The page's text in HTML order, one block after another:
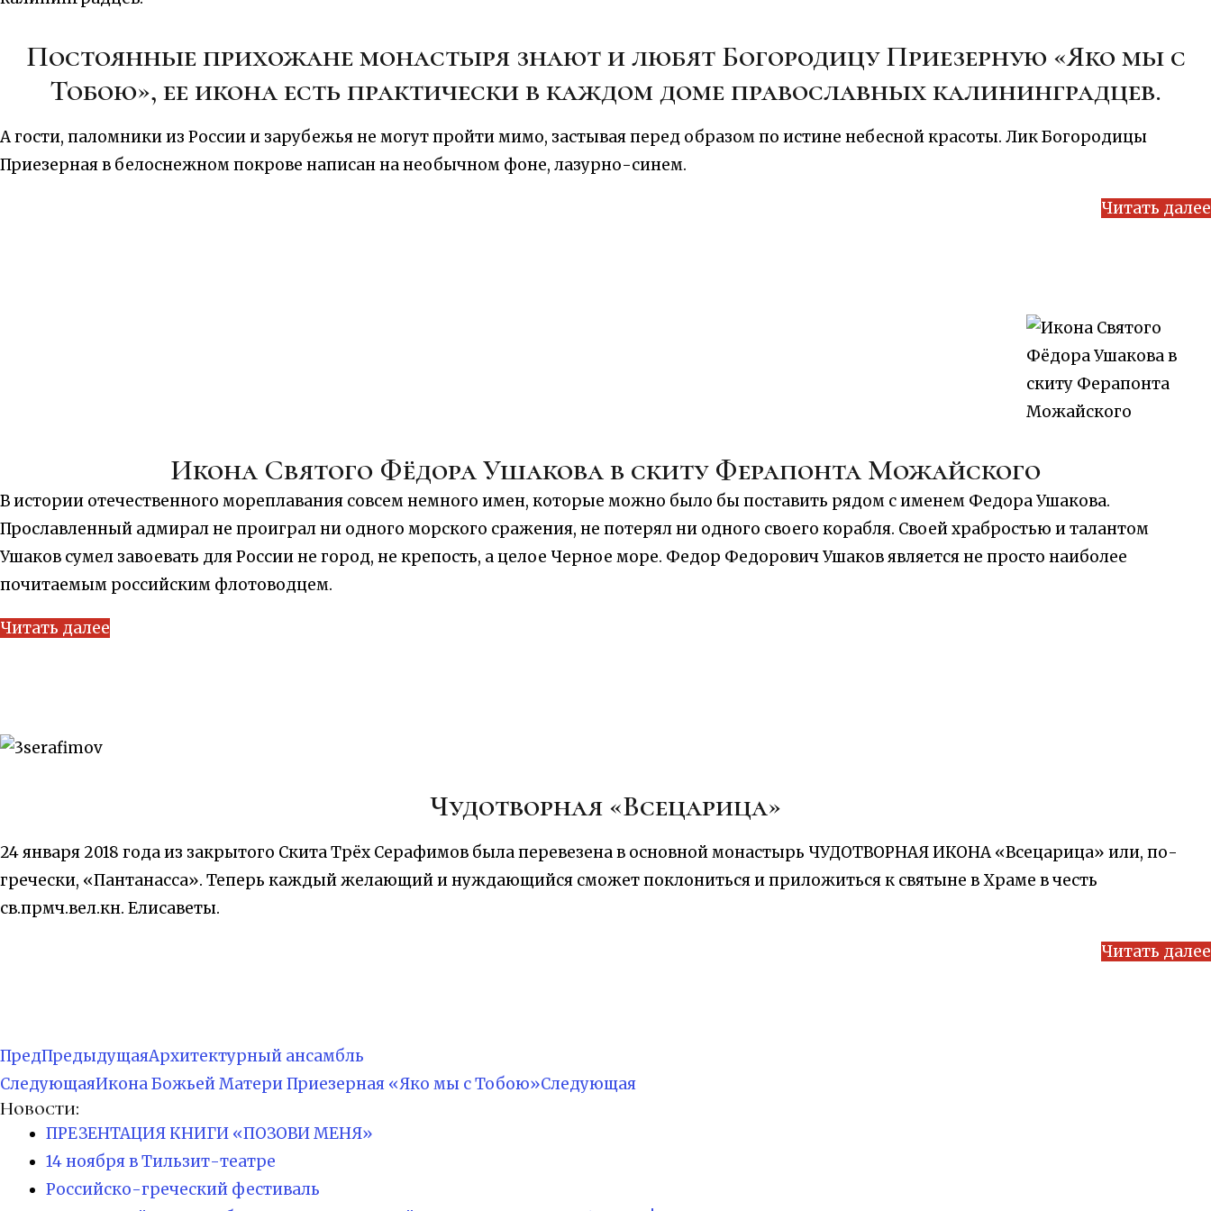
Постоянные прихожане монастыря знают и любят Богородицу Приезерную «Яко мы с
Тобою», ее икона есть практически в каждом доме православных калининградцев.
А гости, паломники из России и зарубежья не могут пройти мимо, застывая перед образом по истине небесной красоты. Лик Богородицы
Приезерная в белоснежном покрове написан на необычном фоне, лазурно-синем.
Читать далее
Икона Святого Фёдора Ушакова в скиту Ферапонта Можайского
В истории отечественного мореплавания совсем немного имен, которые можно было бы поставить рядом с именем Федора Ушакова.
Прославленный адмирал не проиграл ни одного морского сражения, не потерял ни одного своего корабля. Своей храбростью и талантом
Ушаков сумел завоевать для России не город, не крепость, а целое Черное море. Федор Федорович Ушаков является не просто наиболее
почитаемым российским флотоводцем.
Читать далее
Чудотворная «Всецарица»
24 января 2018 года из закрытого Скита Трёх Серафимов была перевезена в основной монастырь ЧУДОТВОРНАЯ ИКОНА «Всецарица» или, по-
гречески, «Пантанасса». Теперь каждый желающий и нуждающийся сможет поклониться и приложиться к святыне в Храме в честь
св.прмч.вел.кн. Елисаветы.
Читать далее
ПредПредыдущаяАрхитектурный ансамбль
СледующаяИкона Божьей Матери Приезерная «Яко мы с Тобою»Следующая
Новости:
ПРЕЗЕНТАЦИЯ КНИГИ «ПОЗОВИ МЕНЯ»
14 ноября в Тильзит-театре
Российско-греческий фестиваль